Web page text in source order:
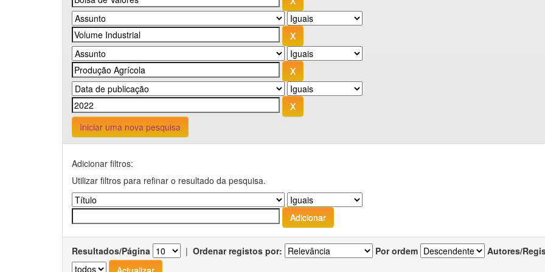
Iniciar uma nova pesquisa
Adicionar filtros:
Utilizar filtros para refinar o resultado da pesquisa.
Resultados/Página | Ordenar registos por: Por ordem Autores/